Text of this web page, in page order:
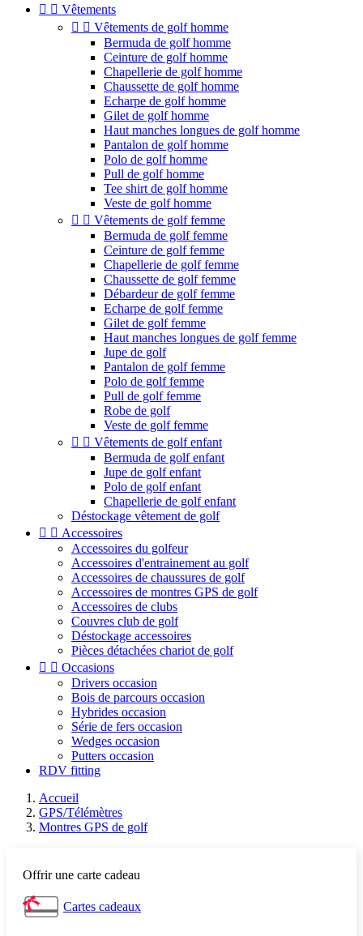
  Vêtements
  Vêtements de golf homme
Bermuda de golf homme
Ceinture de golf homme
Chapellerie de golf homme
Chaussette de golf homme
Echarpe de golf homme
Gilet de golf homme
Haut manches longues de golf homme
Pantalon de golf homme
Polo de golf homme
Pull de golf homme
Tee shirt de golf homme
Veste de golf homme
  Vêtements de golf femme
Bermuda de golf femme
Ceinture de golf femme
Chapellerie de golf femme
Chaussette de golf femme
Débardeur de golf femme
Echarpe de golf femme
Gilet de golf femme
Haut manches longues de golf femme
Jupe de golf
Pantalon de golf femme
Polo de golf femme
Pull de golf femme
Robe de golf
Veste de golf femme
  Vêtements de golf enfant
Bermuda de golf enfant
Jupe de golf enfant
Polo de golf enfant
Chapellerie de golf enfant
Déstockage vêtement de golf
  Accessoires
Accessoires du golfeur
Accessoires d'entrainement au golf
Accessoires de chaussures de golf
Accessoires de montres GPS de golf
Accessoires de clubs
Couvres club de golf
Déstockage accessoires
Pièces détachées chariot de golf
  Occasions
Drivers occasion
Bois de parcours occasion
Hybrides occasion
Série de fers occasion
Wedges occasion
Putters occasion
RDV fitting
Accueil
GPS/Télémètres
Montres GPS de golf
Offrir une carte cadeau
Cartes cadeaux